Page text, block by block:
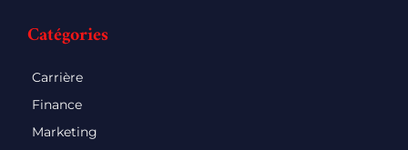
Catégories
Carrière
Finance
Marketing